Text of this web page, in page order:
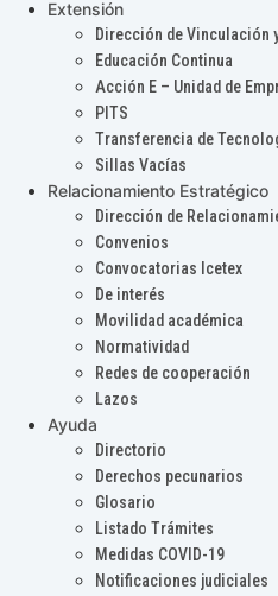
Extensión
Dirección de Vinculación
Educación Continua
Acción E – Unidad de
PITS
Transferencia de
Sillas Vacías
Relacionamiento Estratégico
Dirección de
Convenios
Convocatorias Icetex
De interés
Movilidad académica
Normatividad
Redes de cooperación
Lazos
Ayuda
Directorio
Derechos pecunarios
Glosario
Listado Trámites
Medidas COVID-19
Notificaciones judiciales